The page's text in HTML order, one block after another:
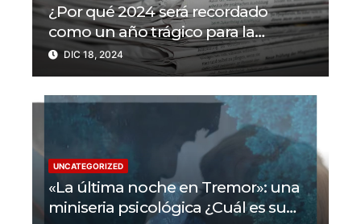
¿Por qué 2024 será recordado
como un año trágico para la
libertad de prensa? Un tercio de los
periodistas asesinados por Israel
DIC 18, 2024
UNCATEGORIZED
«La última noche en Tremor»: una
miniseria psicológica ¿Cuál es su